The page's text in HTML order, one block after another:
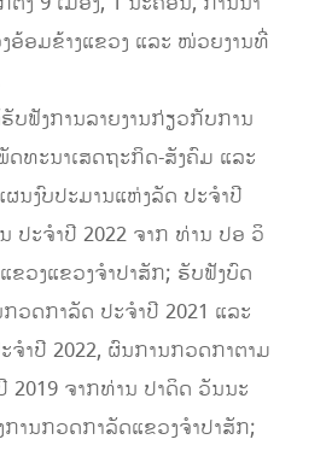
ອມຂ້າງແຂວງ ແລະ​ ໜ່ວຍງານທີ່
ບຟັງການລາຍງານກ່ຽວກັບການ
ທະນາເສດຖະກິດ-ສັງຄົມ​ ແລະ​
ນງົບປະມານແຫ່ງລັດ ປະຈໍາປີ
ປະຈໍາປີ ​2022 ຈາກ ທ່ານ ປອ ວິ
ຂວງແຂວງຈໍາປາສັກ; ຮັບຟັງບົດ
ກວດກາລັດ ປະຈໍາປີ 2021 ແລະ
ຈໍາປີ 2022, ຜົນການກວດກາຕາມ
ຈາກທ່ານ ປາດິດ ວັນນະ
ານກວດກາລັດແຂວງຈໍາປາສັກ;